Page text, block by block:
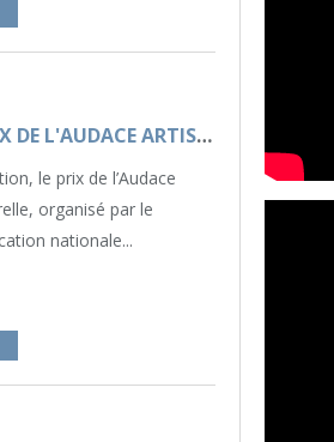
LE JURY DU PRIX DE L'AUDACE ARTISTIQUE ET CULTURELLE 2020 A SÉLECTIONNÉ LES 3 PROJETS LAURÉATS !
le prix de l’Audace
organisé par le
nationale...